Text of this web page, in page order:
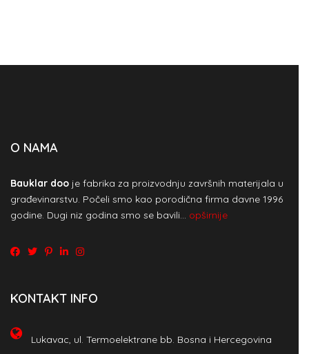
O NAMA
Bauklar doo je fabrika za proizvodnju završnih materijala u
građevinarstvu. Počeli smo kao porodična firma davne 1996
godine. Dugi niz godina smo se bavili… opširnije
KONTAKT INFO
Lukavac, ul. Termoelektrane bb. Bosna i Hercegovina